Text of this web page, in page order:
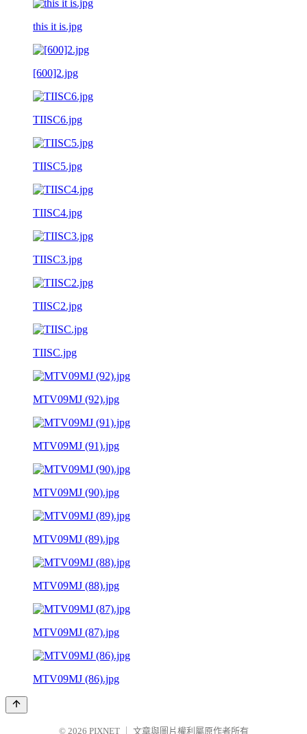
this it is.jpg
[600]2.jpg
TIISC6.jpg
TIISC5.jpg
TIISC4.jpg
TIISC3.jpg
TIISC2.jpg
TIISC.jpg
MTV09MJ (92).jpg
MTV09MJ (91).jpg
MTV09MJ (90).jpg
MTV09MJ (89).jpg
MTV09MJ (88).jpg
MTV09MJ (87).jpg
MTV09MJ (86).jpg
© 2026 PIXNET 文章與圖片權利屬原作者所有